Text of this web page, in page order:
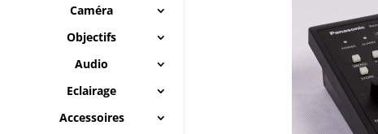
Caméra
Objectifs
Audio
Eclairage
Accessoires